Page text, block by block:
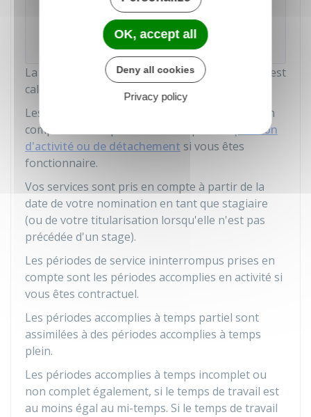
janvier 2025 a droit à un congé bonifié à
décembre 2026 (1 er jour du
mois de service).
La durée de 24 mois de services ininterrompus est
calculée
tous employeurs publics confondus
Les périodes de service ininterrompus prises en
compte sont les périodes accomplies en
position
d'activité ou de détachement si vous êtes
fonctionnaire.
Vos services sont pris en compte à partir de la
date de votre nomination en tant que stagiaire
(ou de votre titularisation lorsqu'elle n'est pas
précédée d'un stage).
Les périodes de service ininterrompus prises en
compte sont les périodes accomplies en activité si
vous êtes contractuel.
Les périodes accomplies à temps partiel sont
assimilées à des périodes accomplies à temps
plein.
Les périodes accomplies à temps incomplet ou
non complet également, si le temps de travail est
au moins égal au mi-temps. Si le temps de travail
OK, accept all
Deny all cookies
Privacy policy